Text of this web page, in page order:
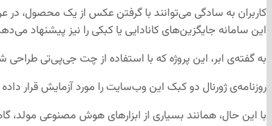
کاربران به سادگی می‌توانند با گرفتن عکس از یک محصول، در
این سامانه جایگزین‌های کانادایی یا کبکی را نیز پیشنهاد
به گفته‌ی ابر، این پروژه که با استفاده از چت جی‌پی‌تی طراحی شده، در کم‌تر از ۴۸ ساعت به نسخه‌ی اولیه رسید و از زمان راه‌اندازی
روزنامه‌ی ژورنال دو کبک این وب‌سایت را مورد آزمایش قرار
با این حال، همانند بسیاری از ابزارهای هوش مصنوعی